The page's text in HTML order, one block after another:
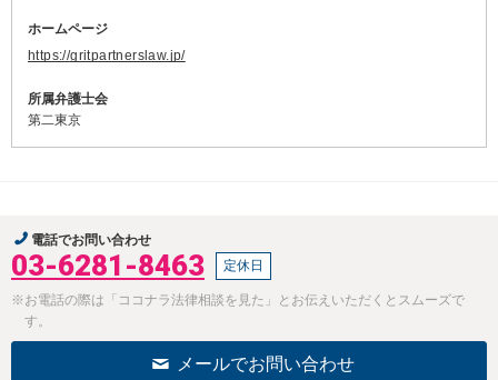
ホームページ
https://gritpartnerslaw.jp/
所属弁護士会
第二東京
電話でお問い合わせ
03-6281-8463 定休日
※お電話の際は「ココナラ法律相談を見た」とお伝えいただくとスムーズで
す。
メールでお問い合わせ